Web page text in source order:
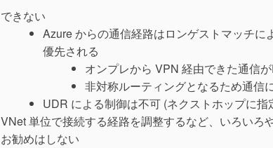
できない
Azure からの通信経路はロンゲストマッチ
優先される
オンプレから VPN 経由できた通信
非対称ルーティングとなるため通信
UDR による制御は不可 (ネクストホップに
VNet 単位で接続する経路を調整するなど、いろいろ
お勧めはしない